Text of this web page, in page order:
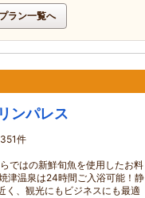
ラン一覧へ
ンパレス
351件
ではの新鮮旬魚を使用したお料
津温泉は24時間ご入浴可能！静
く、観光にもビジネスにも最適